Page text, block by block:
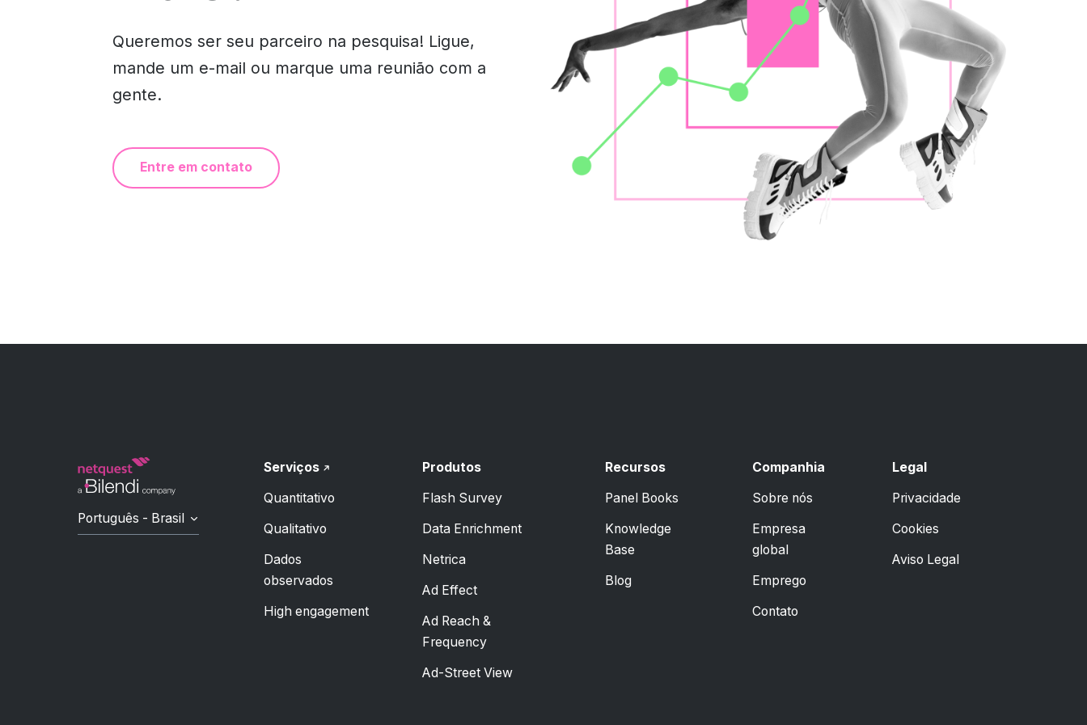
Queremos ser seu parceiro na pesquisa! Ligue,
mande um e-mail ou marque uma reunião com a
gente.
Entre em contato
Português - Brasil
Serviços
Quantitativo
Qualitativo
Dados
observados
High engagement
Produtos
Flash Survey
Data Enrichment
Netrica
Ad Effect
Ad Reach &
Frequency
Ad-Street View
Recursos
Panel Books
Knowledge
Base
Blog
Companhia
Sobre nós
Empresa
global
Emprego
Contato
Legal
Privacidade
Cookies
Aviso Legal